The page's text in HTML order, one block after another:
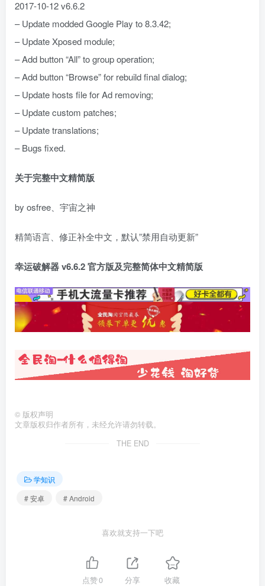
2017-10-12 v6.6.2
– Update modded Google Play to 8.3.42;
– Update Xposed module;
– Add button “All” to group operation;
– Add button “Browse” for rebuild final dialog;
– Update hosts file for Ad removing;
– Update custom patches;
– Update translations;
– Bugs fixed.
关于完整中文精简版
by osfree、宇宙之神
精简语言、修正补全中文，默认”禁用自动更新”
幸运破解器 v6.6.2 官方版及完整简体中文精简版
© 版权声明
文章版权归作者所有，未经允许请勿转载。
THE END
学知识
# 安卓
# Android
喜欢就支持一下吧
点赞0 分享 收藏